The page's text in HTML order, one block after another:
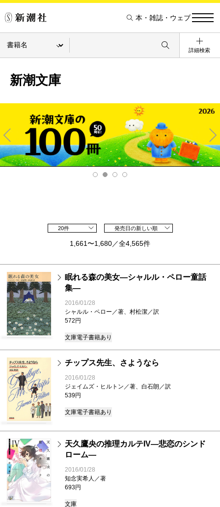
本・雑誌・ウェブ
詳細検索
新潮文庫
Pre
v
Ne
xt
20件 発売日の新しい順
1,661〜1,680／全4,565件
眠れる森の美女―シャルル・ペロー童話
集―
2016/01/28
シャルル・ペロー／著、村松潔／訳
572円
文庫電子書籍あり
チップス先生、さようなら
2016/01/28
ジェイムズ・ヒルトン／著、白石朗／訳
539円
文庫電子書籍あり
天久鷹央の推理カルテIV―悲恋のシンド
ローム―
2016/01/28
知念実希人／著
693円
文庫